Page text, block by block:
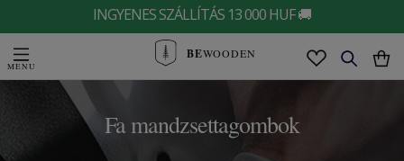
INGYENES SZÁLLÍTÁS 13 000 HUF 🚚
BEWOODEN
Fa mandzsettagombok